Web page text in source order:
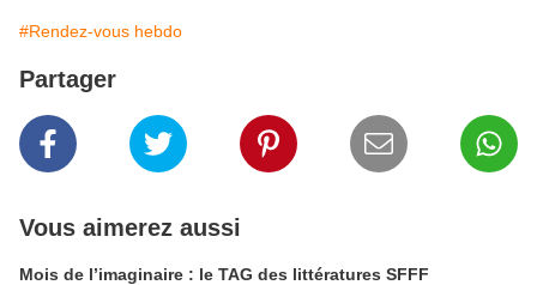
#Rendez-vous hebdo
Partager
Vous aimerez aussi
Mois de l’imaginaire : le TAG des littératures SFFF